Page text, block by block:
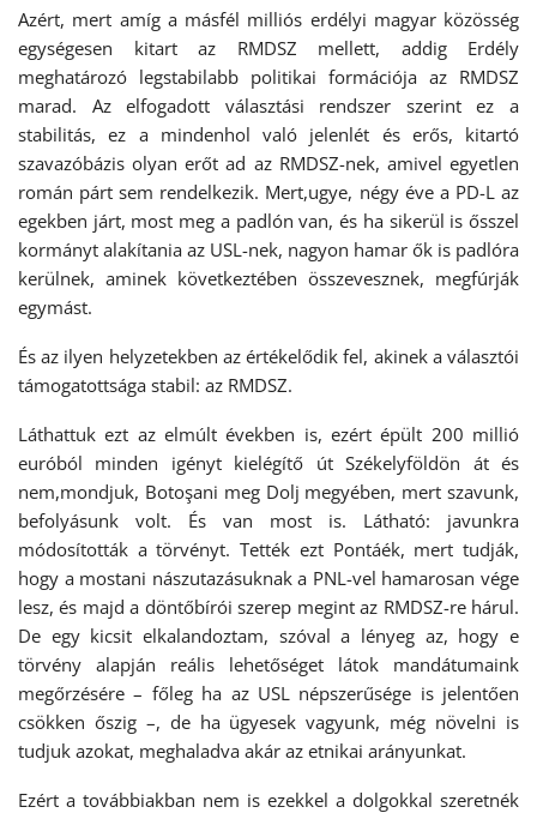
Azért, mert amíg a másfél milliós erdélyi magyar közösség
egységesen kitart az RMDSZ mellett, addig Erdély
meghatározó legstabilabb politikai formációja az RMDSZ
marad. Az elfogadott választási rendszer szerint ez a
stabilitás, ez a mindenhol való jelenlét és erős, kitartó
szavazóbázis olyan erőt ad az RMDSZ-nek, amivel egyetlen
román párt sem rendelkezik. Mert,ugye, négy éve a PD-L az
egekben járt, most meg a padlón van, és ha sikerül is ősszel
kormányt alakítania az USL-nek, nagyon hamar ők is padlóra
kerülnek, aminek következtében összevesznek, megfúrják
egymást.
És az ilyen helyzetekben az értékelődik fel, akinek a választói
támogatottsága stabil: az RMDSZ.
Láthattuk ezt az elmúlt években is, ezért épült 200 millió
euróból minden igényt kielégítő út Székelyföldön át és
nem,mondjuk, Botoşani meg Dolj megyében, mert szavunk,
befolyásunk volt. És van most is. Látható: javunkra
módosították a törvényt. Tették ezt Pontáék, mert tudják,
hogy a mostani nászutazásuknak a PNL-vel hamarosan vége
lesz, és majd a döntőbírói szerep megint az RMDSZ-re hárul.
De egy kicsit elkalandoztam, szóval a lényeg az, hogy e
törvény alapján reális lehetőséget látok mandátumaink
megőrzésére – főleg ha az USL népszerűsége is jelentően
csökken őszig –, de ha ügyesek vagyunk, még növelni is
tudjuk azokat, meghaladva akár az etnikai arányunkat.
Ezért a továbbiakban nem is ezekkel a dolgokkal szeretnék